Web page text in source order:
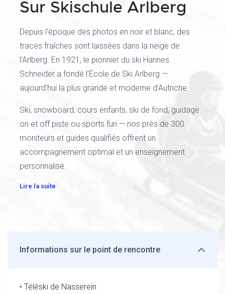
Sur Skischule Arlberg
Depuis l’époque des photos en noir et blanc, des
traces fraîches sont laissées dans la neige de
l’Arlberg. En 1921, le pionnier du ski Hannes
Schneider a fondé l’École de Ski Arlberg —
aujourd’hui la plus grande et moderne d’Autriche.
Ski, snowboard, cours enfants, ski de fond, guidage
on et off piste ou sports fun — nos près de 300
moniteurs et guides qualifiés offrent un
accompagnement optimal et un enseignement
personnalisé.
Lire la suite
Informations sur le point de rencontre
• Téléski de Nasserein